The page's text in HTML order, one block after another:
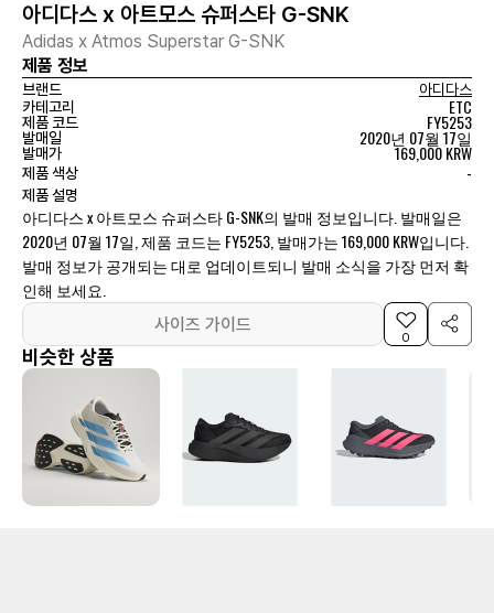
아디다스 x 아트모스 슈퍼스타 G-SNK
Adidas x Atmos Superstar G-SNK
제품 정보
브랜드
아디다스
카테고리
ETC
제품 코드 FY5253
발매일 2020년 07월 17일
발매가 169,000 KRW
제품 색상 -
제품 설명
아디다스 x 아트모스 슈퍼스타 G-SNK의 발매 정보입니다. 발매일은
2020년 07월 17일, 제품 코드는 FY5253, 발매가는 169,000 KRW입니다.
발매 정보가 공개되는 대로 업데이트되니 발매 소식을 가장 먼저 확
인해 보세요.
사이즈 가이드
0
비슷한 상품